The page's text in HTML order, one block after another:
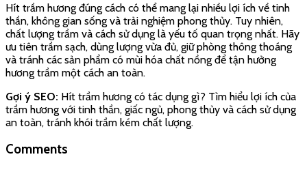
Hít trầm hương đúng cách có thể mang lại nhiều lợi ích về tinh
thần, không gian sống và trải nghiệm phong thủy. Tuy nhiên,
chất lượng trầm và cách sử dụng là yếu tố quan trọng nhất. Hãy
ưu tiên trầm sạch, dùng lượng vừa đủ, giữ phòng thông thoáng
và tránh các sản phẩm có mùi hóa chất nồng để tận hưởng
hương trầm một cách an toàn.
Gợi ý SEO: Hít trầm hương có tác dụng gì? Tìm hiểu lợi ích của
trầm hương với tinh thần, giấc ngủ, phong thủy và cách sử dụng
an toàn, tránh khói trầm kém chất lượng.
Comments